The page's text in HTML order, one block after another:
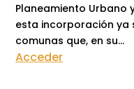
Planeamiento Urbano
esta incorporación ya
comunas que, en su...
Acceder